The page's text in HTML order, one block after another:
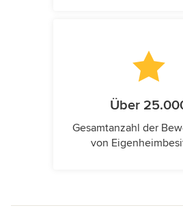
Über
Gesamtanzahl der
von